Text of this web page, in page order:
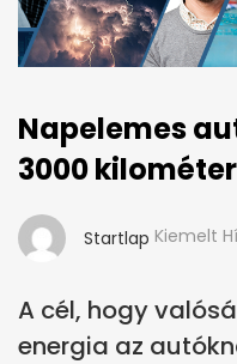
Napelemes
3000
Startlap Kiemelt
A cél, hogy
energia az